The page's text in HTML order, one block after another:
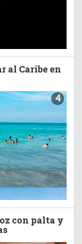
al Caribe en
4
con palta y